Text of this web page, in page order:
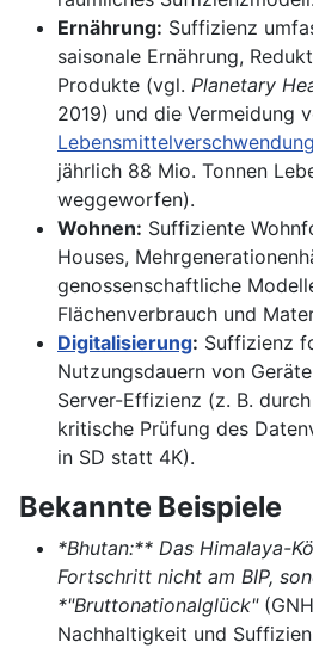
Ernährung: Suffizienz
saisonale Ernährung,
Produkte (vgl. Planetary
2019) und die Vermeidung
Lebensmittelverschwendung
jährlich 88 Mio. Tonnen
weggeworfen).
Wohnen: Suffiziente
Houses,
genossenschaftliche
Flächenverbrauch und
Digitalisierung: Suffizienz
Nutzungsdauern von
Server-Effizienz (z. B. durch
kritische Prüfung des
in SD statt 4K).
Bekannte Beispiele
*Bhutan:** Das Himalaya-
Fortschritt nicht am BIP,
*"Bruttonationalglück"
Nachhaltigkeit und